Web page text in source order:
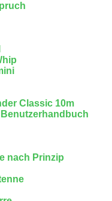
Classic 10m
nach Prinzip